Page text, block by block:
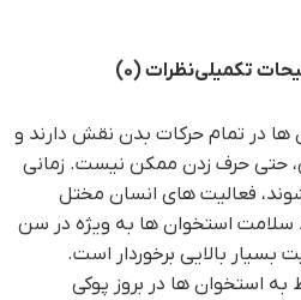
تکمیلینظرات (0)
ها در تمام حرکات بدن نقش دارند و
حتی حرف زدن ممکن نیست. زمانی
فعالیت های انسان مختل
استخوان ها به ویژه در سن
بسیار بالایی برخوردار است.
استخوان ها در بروز پوکی